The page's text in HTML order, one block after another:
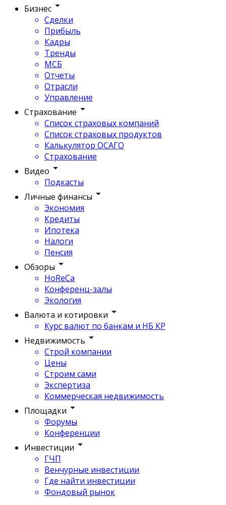
Бизнес
Сделки
Прибыль
Кадры
Тренды
МСБ
Отчеты
Отрасли
Управление
Страхование
Список страховых компаний
Список страховых продуктов
Калькулятор ОСАГО
Страхование
Видео
Подкасты
Личные финансы
Экономия
Кредиты
Ипотека
Налоги
Пенсия
Обзоры
HoReCa
Конференц-залы
Экология
Валюта и котировки
Курс валют по банкам и НБ КР
Недвижимость
Строй компании
Цены
Строим сами
Экспертиза
Коммерческая недвижимость
Площадки
Форумы
Конференции
Инвестиции
ГЧП
Венчурные инвестиции
Где найти инвестиции
Фондовый рынок